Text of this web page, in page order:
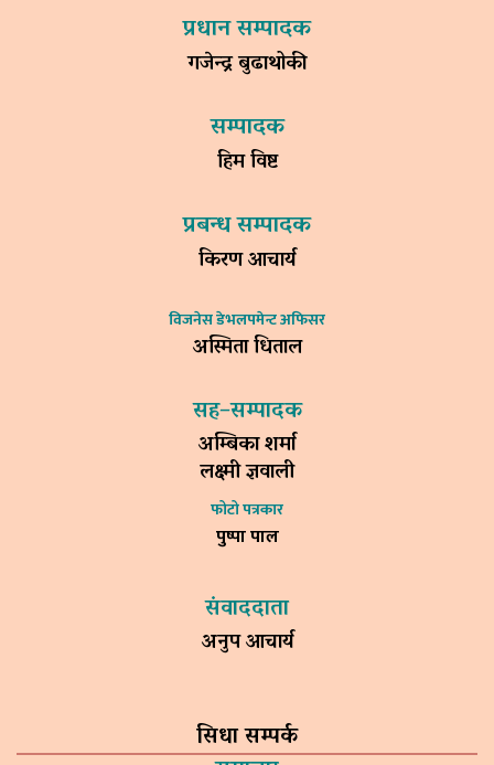
प्रधान सम्पादक
गजेन्द्र बुढाथोकी
सम्पादक
हिम विष्ट
प्रबन्ध सम्पादक
किरण आचार्य
विजनेस डेभलपमेन्ट अफिसर
अस्मिता धिताल
सह–सम्पादक
अम्बिका शर्मा
लक्ष्मी ज्ञवाली
फोटो पत्रकार
पुष्पा पाल
संवाददाता
अनुप आचार्य
सिधा सम्पर्क